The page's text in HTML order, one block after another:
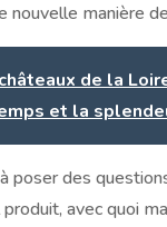
nouvelle manière
de la
et la
poser des
avec quoi